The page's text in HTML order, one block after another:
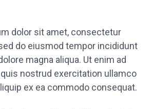
dolor sit amet, consectetur
do eiusmod tempor incididunt
magna aliqua. Ut enim ad
nostrud exercitation ullamco
ex ea commodo consequat.